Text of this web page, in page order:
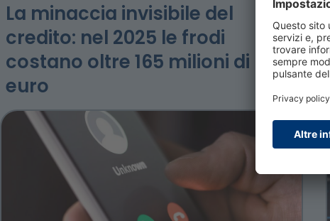
La minaccia invisibile del
credito: nel 2025 le frodi
costano oltre 165 milioni di
euro